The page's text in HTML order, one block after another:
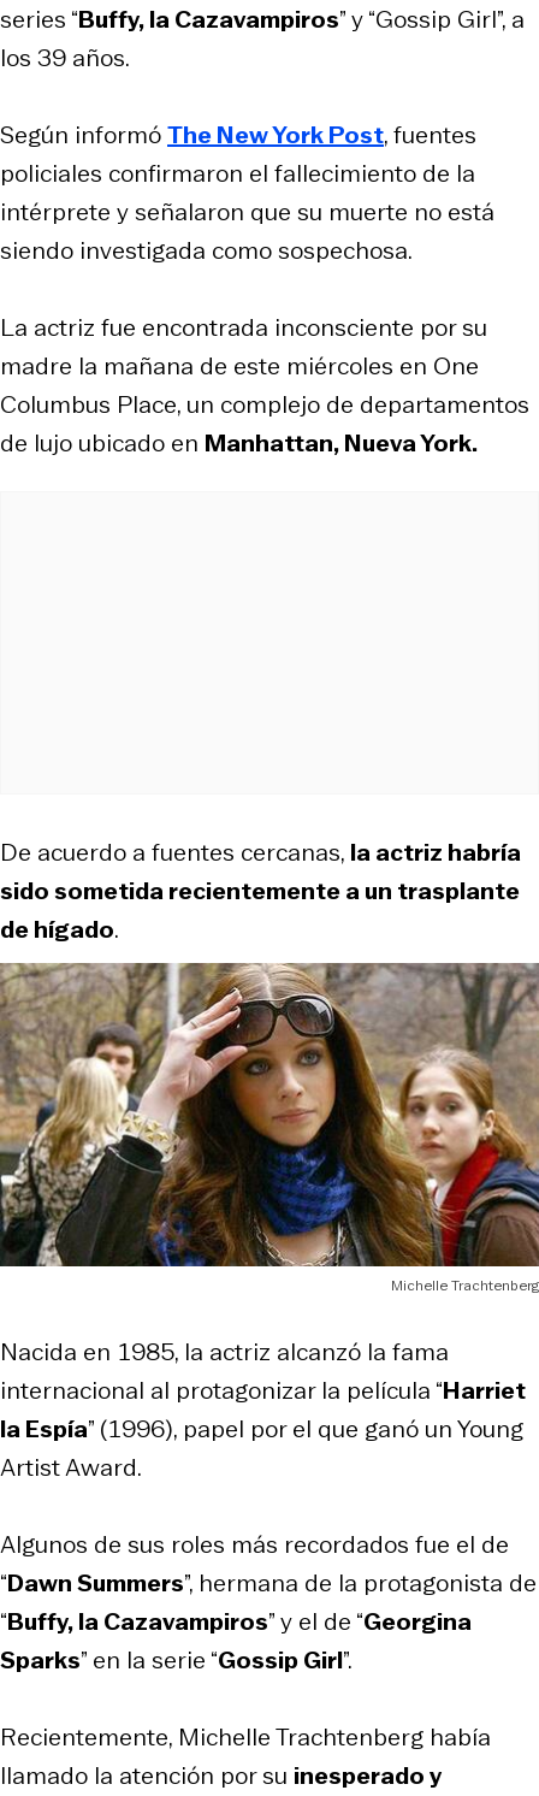
series “Buffy, la Cazavampiros” y “Gossip Girl”, a
los 39 años.
Según informóThe New York Post, fuentes
policiales confirmaron el fallecimiento de la
intérprete y señalaron que su muerte no está
siendo investigada como sospechosa.
La actriz fue encontrada inconsciente por su
madre la mañana de este miércoles en One
Columbus Place, un complejo de departamentos
de lujo ubicado en Manhattan, Nueva York.
De acuerdo a fuentes cercanas, la actriz habría
sido sometida recientemente a un trasplante
de hígado.
Michelle Trachtenberg
Nacida en 1985, la actriz alcanzó la fama
internacional al protagonizar la película “Harriet
la Espía” (1996), papel por el que ganó un Young
Artist Award.
Algunos de sus roles más recordados fue el de
“Dawn Summers”, hermana de la protagonista de
“Buffy, la Cazavampiros” y el de “Georgina
Sparks” en la serie “Gossip Girl”.
Recientemente, Michelle Trachtenberg había
llamado la atención por su inesperado y